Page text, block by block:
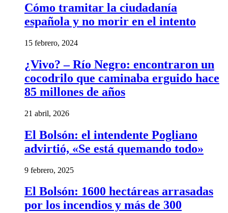
Cómo tramitar la ciudadanía
española y no morir en el intento
15 febrero, 2024
¿Vivo? – Río Negro: encontraron un
cocodrilo que caminaba erguido hace
85 millones de años
21 abril, 2026
El Bolsón: el intendente Pogliano
advirtió, «Se está quemando todo»
9 febrero, 2025
El Bolsón: 1600 hectáreas arrasadas
por los incendios y más de 300